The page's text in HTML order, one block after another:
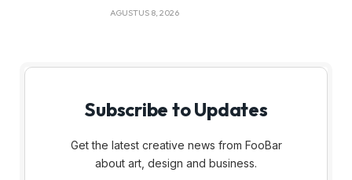
AGUSTUS 8, 2026
Subscribe to Updates
Get the latest creative news from FooBar
about art, design and business.